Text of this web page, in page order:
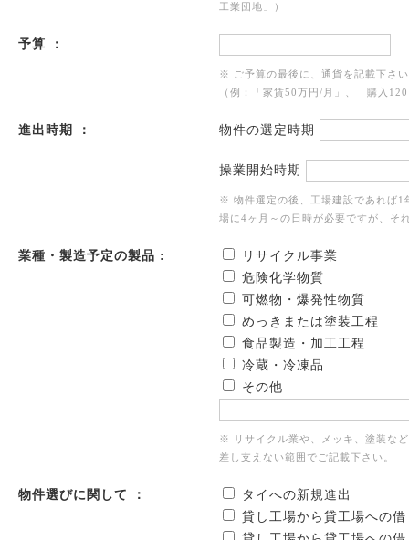
工業団地」）
予算 ：
※ ご予算の最後に、通貨を記載下さ
（例：「家賃50万円/月」、「購入
進出時期 ： 物件の選定時期
操業開始時期
※ 物件選定の後、工場建設であれば1
場に4ヶ月～の日時が必要ですが、そ
業種・製造予定の製品 :
リサイクル事業
危険化学物質
可燃物・爆発性物質
めっきまたは塗装工程
食品製造・加工工程
冷蔵・冷凍品
その他
※ リサイクル業や、メッキ、塗装な
差し支えない範囲でご記載下さい。
物件選びに関して ：
タイへの新規進出
貸し工場から貸工場への